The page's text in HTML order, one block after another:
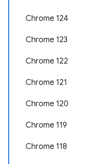
Chrome 124
Chrome 123
Chrome 122
Chrome 121
Chrome 120
Chrome 119
Chrome 118